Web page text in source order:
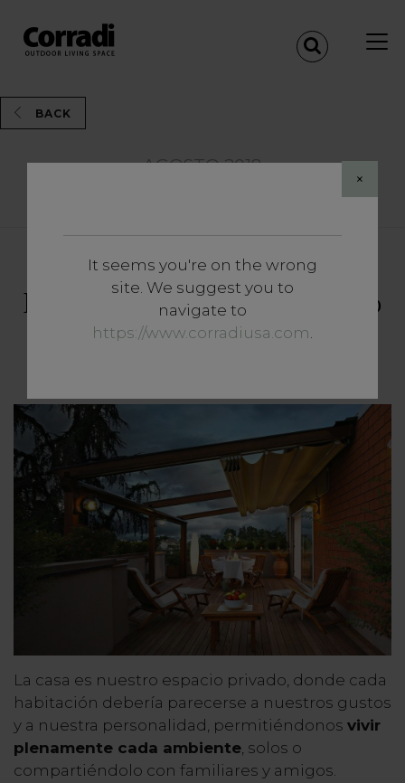
×
It seems you're on the wrong
site. We suggest you to
navigate to
https://www.corradiusa.com.
BACK
AGOSTO 2018
Insights
Hygge: la decoración de estilo
nórdico que calentará su
La casa es nuestro espacio privado, donde cada
habitación debería parecerse a nuestros gustos
y a nuestra personalidad, permitiéndonos vivir
plenamente cada ambiente, solos o
compartiéndolo con familiares y amigos.